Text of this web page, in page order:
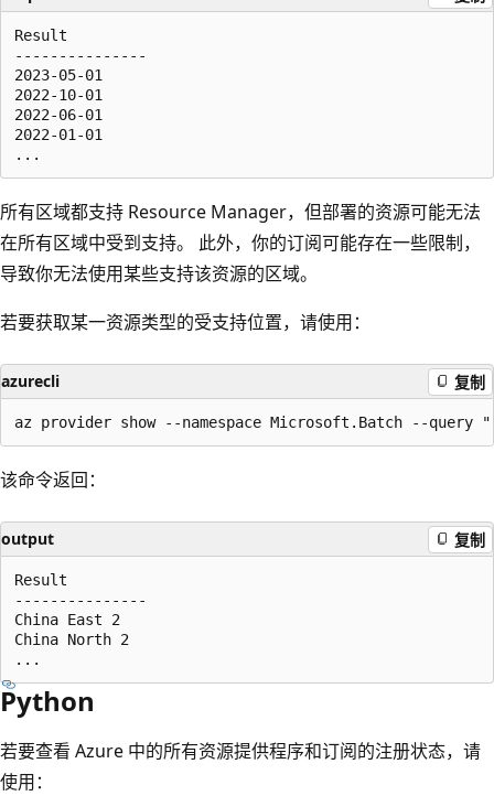
Result
---------------
2023-05-01
2022-10-01
2022-06-01
2022-01-01
所有区域都支持 Resource Manager，但部署的资源可能无法
在所有区域中受到支持。 此外，你的订阅可能存在一些限制，
导致你无法使用某些支持该资源的区域。
若要获取某一资源类型的受支持位置，请使用：
azurecli 复制
该命令返回：
output 复制
Result
---------------
China East 2
China North 2
Python
若要查看 Azure 中的所有资源提供程序和订阅的注册状态，请
使用：